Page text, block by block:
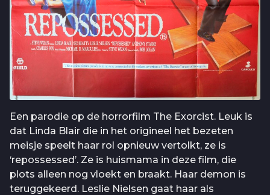
Een parodie op de horrorfilm The Exorcist. Leuk is
dat Linda Blair die in het origineel het bezeten
meisje speelt haar rol opnieuw vertolkt, ze is
‘repossessed’. Ze is huismama in deze film, die
plots alleen nog vloekt en braakt. Haar demon is
teruggekeerd. Leslie Nielsen gaat haar als